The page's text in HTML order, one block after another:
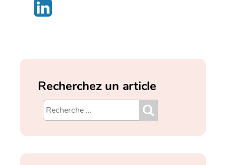
Recherchez un article